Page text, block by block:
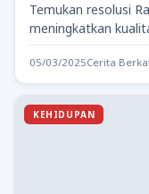
Temukan resolusi
meningkatkan
serta memperbaiki
05/03/2025Cerita
KEHIDUPAN